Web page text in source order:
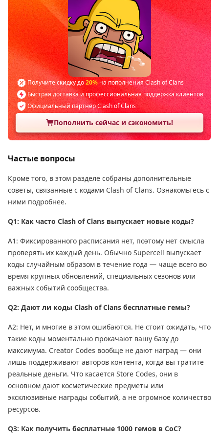
Получите скидку до20%на пополнения Clash of Clans
Быстрая доставка и профессиональная поддержка клиентов
Официальный партнер Clash of Clans
Пополнить сейчас и сэкономить!
Частые вопросы
Кроме того, в этом разделе собраны дополнительные
советы, связанные с кодами Clash of Clans. Ознакомьтесь с
ними подробнее.
Q1: Как часто Clash of Clans выпускает новые коды?
A1: Фиксированного расписания нет, поэтому нет смысла
проверять их каждый день. Обычно Supercell выпускает
коды случайным образом в течение года — чаще всего во
время крупных обновлений, специальных сезонов или
важных событий сообщества.
Q2: Дают ли коды Clash of Clans бесплатные гемы?
A2: Нет, и многие в этом ошибаются. Не стоит ожидать, что
такие коды моментально прокачают вашу базу до
максимума. Creator Codes вообще не дают наград — они
лишь поддерживают авторов контента, когда вы тратите
реальные деньги. Что касается Store Codes, они в
основном дают косметические предметы или
эксклюзивные награды событий, а не огромное количество
ресурсов.
Q3: Как получить бесплатные 1000 гемов в CoC?